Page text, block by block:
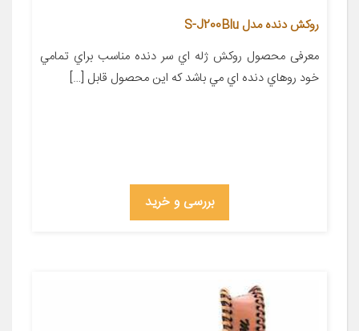
روکش دنده مدل S-J200Blu
معرفی محصول روکش ژله اي سر دنده مناسب براي تمامي
خود روهاي دنده اي مي باشد که اين محصول قابل […]
بررسی و خرید